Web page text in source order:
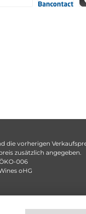
die vorherigen
zusätzlich angegeben.
006
oHG